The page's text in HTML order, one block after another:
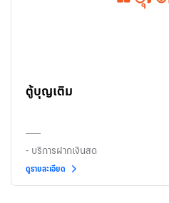
ตู้บุญเติม
- บริการฝากเงินสด
ดูรายละเอียด